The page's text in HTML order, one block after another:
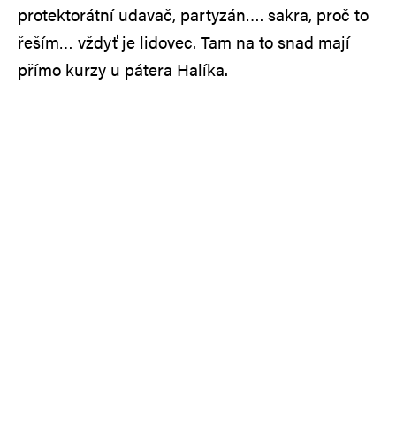
protektorátní udavač, partyzán…. sakra, proč to
řeším… vždyť je lidovec. Tam na to snad mají
přímo kurzy u pátera Halíka.